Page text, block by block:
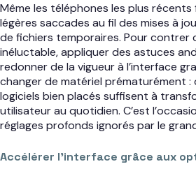
Même les téléphones les plus
légères saccades au fil des mises à
de fichiers temporaires. Pour contrer
inéluctable, appliquer des astuces
redonner de la vigueur à l’interface
changer de matériel prématurément :
logiciels bien placés suffisent à
utilisateur au quotidien. C’est
réglages profonds ignorés par le
Accélérer l’interface grâce aux